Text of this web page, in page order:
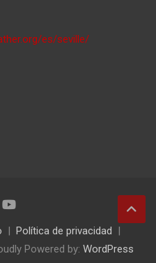
es/seville/
Política de privacidad
Powered by: WordPress